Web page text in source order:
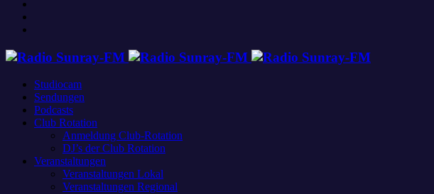
Studiocam
Sendungen
Podcasts
Club Rotation
Anmeldung Club-Rotation
DJ’s der Club Rotation
Veranstaltungen
Veranstaltungen Lokal
Veranstaltungen Regional